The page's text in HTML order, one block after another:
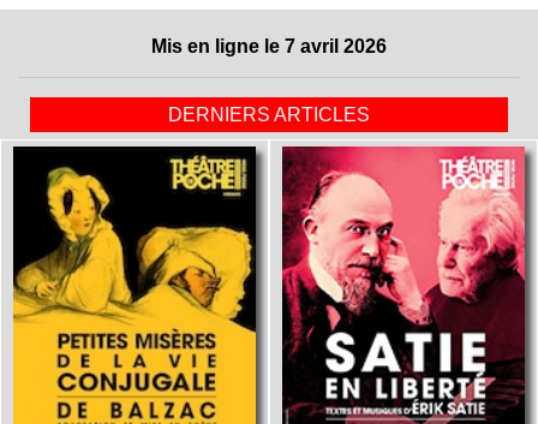
Mis en ligne le 7 avril 2026
DERNIERS ARTICLES